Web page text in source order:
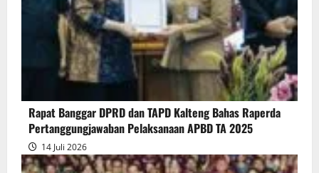
Gubernur
atas
Persetujuan
Bersama
Raperda
Pertanggungjawaban
Pelaksanaan
APBD
2025
Rapat Banggar DPRD dan TAPD Kalteng Bahas Raperda
Pertanggungjawaban Pelaksanaan APBD TA 2025
14 Juli 2026